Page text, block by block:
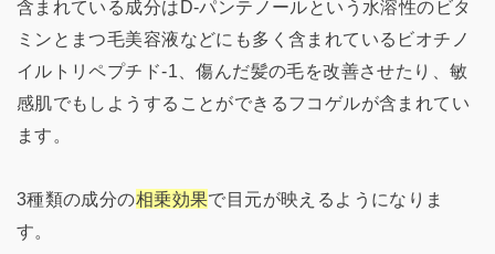
含まれている成分はD-パンテノールという水溶性のビタ
ミンとまつ毛美容液などにも多く含まれているビオチノ
イルトリペプチド-1、傷んだ髪の毛を改善させたり、敏
感肌でもしようすることができるフコゲルが含まれてい
ます。
3種類の成分の相乗効果で目元が映えるようになりま
す。